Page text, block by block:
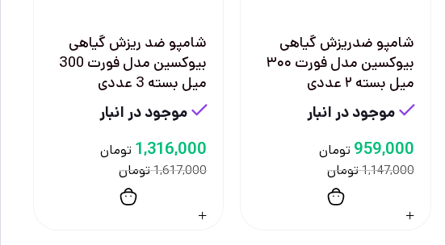
شامپو ضدریزش گیاهی
بیوکسین مدل فورت ۳۰۰
میل بسته ۲ عددی
موجود در انبار
1,147,000تومان
959,000 تومان
شامپو ضد ریزش گیاهی
بیوکسین مدل فورت 300
میل بسته 3 عددی
موجود در انبار
1,617,000تومان
1,316,000 تومان